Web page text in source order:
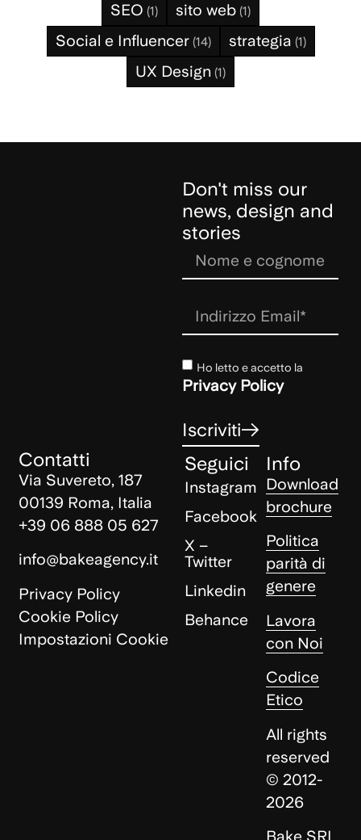
SEO (1) sito web (1)
Social e Influencer(14) strategia (1)
UX Design (1)
Don't miss our
news, design and
stories
Ho letto e accetto la
Privacy Policy
Iscriviti
Contatti
Via Suvereto, 187
00139 Roma, Italia
+39 06 888 05 627
info@bakeagency.it
Privacy Policy
Cookie Policy
Impostazioni Cookie
Seguici
Instagram
Facebook
X –
Twitter
Linkedin
Behance
Info
Download
brochure
Politica
parità di
genere
Lavora
con Noi
Codice
Etico
All rights
reserved
© 2012-
2026